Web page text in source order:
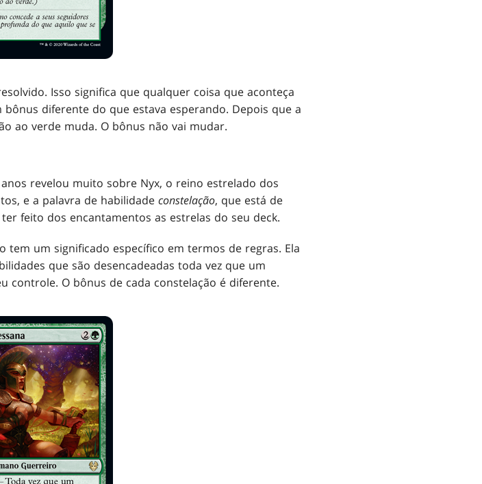
Isso significa que qualquer coisa que aconteça
diferente do que estava esperando. Depois que a
ao verde muda. O bônus não vai mudar.
revelou muito sobre Nyx, o reino estrelado dos
e a palavra de habilidade constelação, que está de
feito dos encantamentos as estrelas do seu deck.
tem um significado específico em termos de regras. Ela
que são desencadeadas toda vez que um
controle. O bônus de cada constelação é diferente.